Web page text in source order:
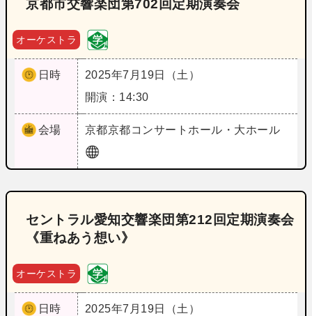
京都市交響楽団第702回定期演奏会
オーケストラ
日時
2025年7月19日（土）
開演：14:30
会場 京都京都コンサートホール・大ホール
セントラル愛知交響楽団第212回定期演奏会
《重ねあう想い》
オーケストラ
日時
2025年7月19日（土）